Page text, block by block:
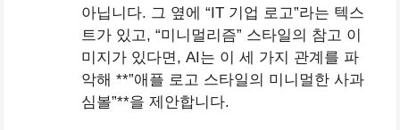
아닙니다. 그 옆에 “IT 기업 로고”라는 텍스
트가 있고, “미니멀리즘” 스타일의 참고 이
미지가 있다면, AI는 이 세 가지 관계를 파
악해 **”애플 로고 스타일의 미니멀한 사과
심볼”**을 제안합니다.